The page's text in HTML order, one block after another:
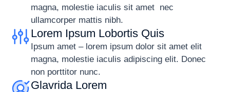
magna, molestie iaculis sit amet nec
ullamcorper mattis nibh.
Lorem Ipsum Lobortis Quis
Ipsum amet – lorem ipsum dolor sit amet elit
magna, molestie iaculis adipiscing elit. Donec
non porttitor nunc.
Glavrida Lorem